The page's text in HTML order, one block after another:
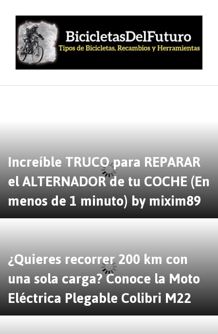
contenido
Increíble TRUCO para REPARAR
el ALTERNADOR de tu COCHE (En
menos de 1 minuto) by mixim89
¿Quieres recorrer 200 km con
una sola carga? Conoce la Moto
Eléctrica Plegable Colibri M22